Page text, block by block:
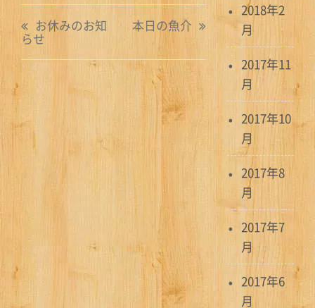
投
稿
ナ
ゲ
お休みのお知
らせ
本日の魚介
2018年2
月
2017年11
月
2017年10
月
2017年8
月
2017年7
月
2017年6
月